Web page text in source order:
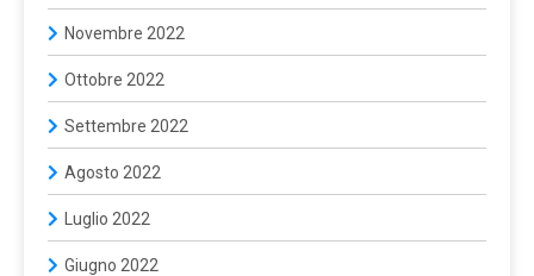
Novembre 2022
Ottobre 2022
Settembre 2022
Agosto 2022
Luglio 2022
Giugno 2022